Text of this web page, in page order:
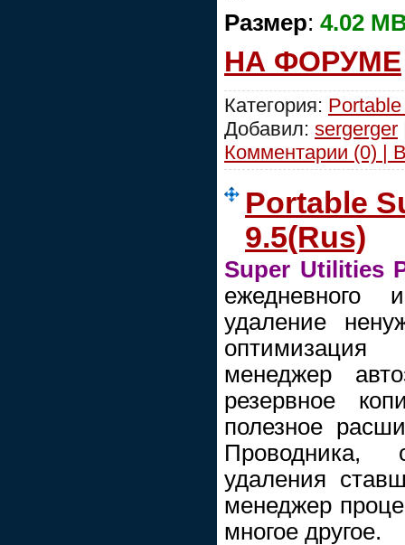
Размер: 4.02
НА ФОРУМЕ
Категория:
Добавил: sergerger
Комментарии (0) |
Portable
9.5(Rus)
Super Utilities
ежедневного
удаление
менеджер
резервное
полезное
Проводника,
удаления
менеджер
многое другое.